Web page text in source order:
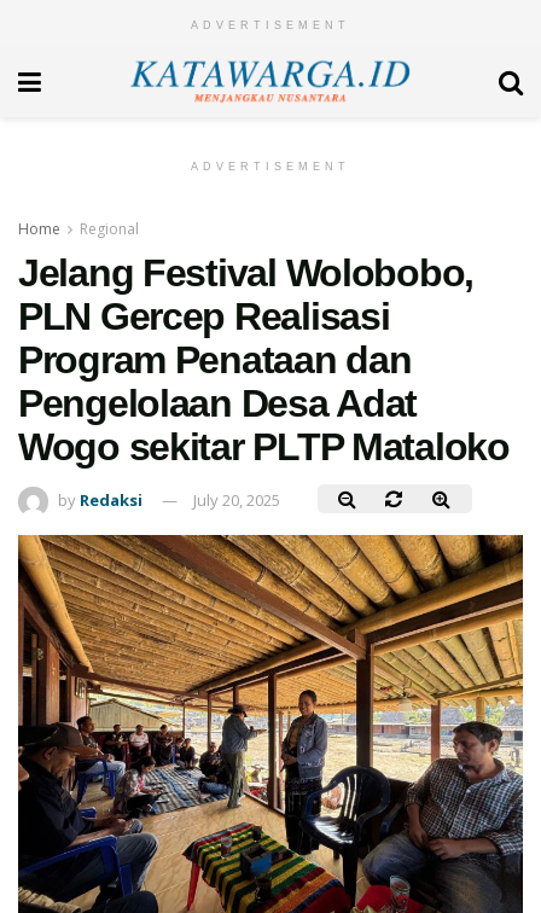
ADVERTISEMENT
ADVERTISEMENT
Home Regional
Jelang Festival Wolobobo,
PLN Gercep Realisasi
Program Penataan dan
Pengelolaan Desa Adat
Wogo sekitar PLTP Mataloko
by Redaksi July 20, 2025